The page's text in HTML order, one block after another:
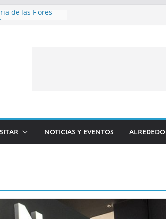
de las Flores
perder
de las Flores
de agosto
de las Flores
agosto
NOTICIAS Y EVENTOS